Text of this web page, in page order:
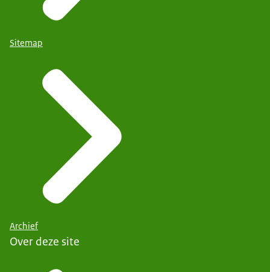
Sitemap
Archief
Over deze site